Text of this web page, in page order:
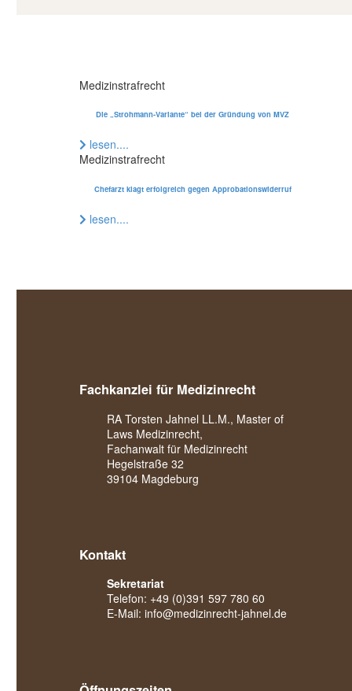
Medizinstrafrecht
Die „Strohmann-Variante“ bei der Gründung von MVZ
lesen....
Medizinstrafrecht
Chefarzt klagt erfolgreich gegen Approbationswiderruf
lesen....
Fachkanzlei für Medizinrecht
RA Torsten Jahnel LL.M., Master of
Laws Medizinrecht,
Fachanwalt für Medizinrecht
Hegelstraße 32
39104 Magdeburg
Kontakt
Sekretariat
Telefon: +49 (0)391 597 780 60
E-Mail: info@medizinrecht-jahnel.de